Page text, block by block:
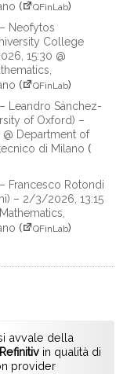
( QFinLab)
Neofytos
College
15:30 @
( QFinLab)
Leandro Sánchez-
of Oxford) –
Department of
di Milano (
Francesco Rotondi
– 2/3/2026, 13:15
( QFinLab)
avvale della
Refinitivin qualità di
provider